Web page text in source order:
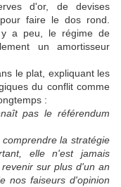
d'or, de devises
faire le dos rond.
a peu, le régime de
un amortisseur
le plat, expliquant les
du conflit comme
:
pas le référendum
la stratégie
elle n'est jamais
sur plus d'un an
nos faiseurs d'opinion